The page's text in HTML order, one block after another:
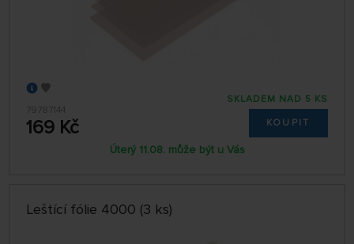
79787144
169 Kč
SKLADEM NAD 5 KS
KOUPIT
Úterý 11.08. může být u Vás
Leštící fólie 4000 (3 ks)